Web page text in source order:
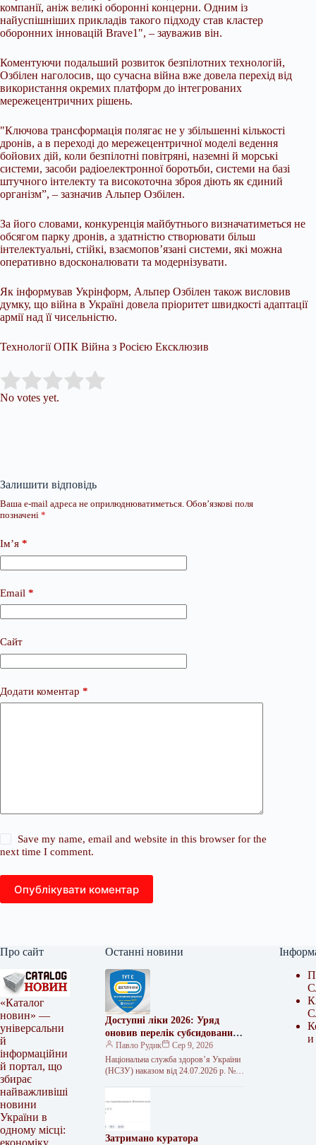
компанії, аніж великі оборонні концерни. Одним із
найуспішніших прикладів такого підходу став кластер
оборонних інновацій Brave1", – зауважив він.
Коментуючи подальший розвиток безпілотних технологій,
Озбілен наголосив, що сучасна війна вже довела перехід від
використання окремих платформ до інтегрованих
мережецентричних рішень.
"Ключова трансформація полягає не у збільшенні кількості
дронів, а в переході до мережецентричної моделі ведення
бойових дій, коли безпілотні повітряні, наземні й морські
системи, засоби радіоелектронної боротьби, системи на базі
штучного інтелекту та високоточна зброя діють як єдиний
організм”, – зазначив Альпер Озбілен.
За його словами, конкуренція майбутнього визначатиметься не
обсягом парку дронів, а здатністю створювати більш
інтелектуальні, стійкі, взаємопов’язані системи, які можна
оперативно вдосконалювати та модернізувати.
Як інформував Укрінформ, Альпер Озбілен також висловив
думку, що війна в Україні довела пріоритет швидкості адаптації
армії над її чисельністю.
Технології ОПК Війна з Росією Ексклюзив
Rate this item:
No votes yet.
Залишити відповідь
Ваша e-mail адреса не оприлюднюватиметься. Обов’язкові поля
позначені *
Ім’я *
Email *
Сайт
Додати коментар *
Save my name, email and website in this browser for the
next time I comment.
Опублікувати коментар
Про сайт
«Каталог
новин» —
універсальни
й
інформаційни
й портал, що
збирає
найважливіші
новини
України в
одному місці:
Останні новини
Доступні ліки 2026: Уряд
оновив перелік субсидованих
препаратів
Павло Рудик
Сер 9, 2026
Національна служба здоров’я України
(НСЗУ) наказом від 24.07.2026 р. №
Затримано куратора
и